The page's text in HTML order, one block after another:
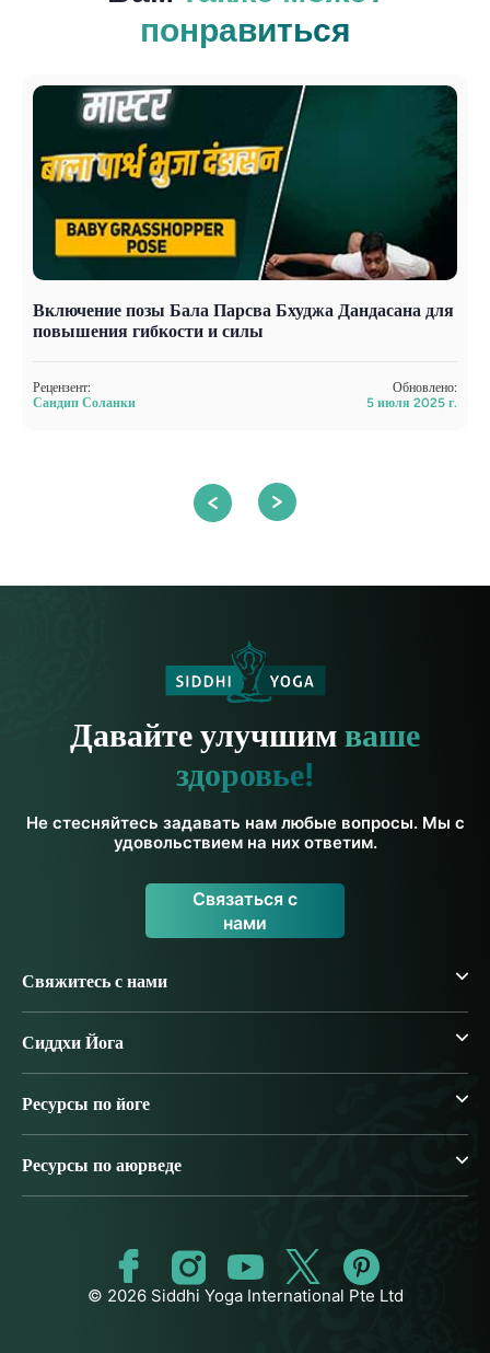
понравиться
Включение позы Бала Парсва Бхуджа Дандасана для
повышения гибкости и силы
Рецензент:
Сандип Соланки
Обновлено:
5 июля 2025 г.
Давайте улучшимваше
здоровье!
Не стесняйтесь задавать нам любые вопросы. Мы с
удовольствием на них ответим.
Связаться с
нами
Свяжитесь с нами
Сиддхи Йога
Ресурсы по йоге
Ресурсы по аюрведе
© 2026 Siddhi Yoga International Pte Ltd